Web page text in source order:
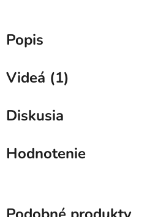
Popis
Videá (1)
Diskusia
Hodnotenie